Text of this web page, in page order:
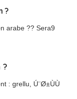
?
arabe ?? Sera9
?
: grellu, Ú¨Ø±ÙÙ